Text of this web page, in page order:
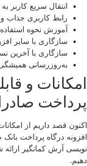
انتقال سریع کاربر
رابط کاربری جذاب
آموزش نحوه
سازگاری با سایر
سازگاری با آخرین
به‌روزرسانی
امکانات و
پرداخت
اکنون قصد داریم از
افزونه درگاه پرداخت
نویسی آرش کمانگیر
دهیم.